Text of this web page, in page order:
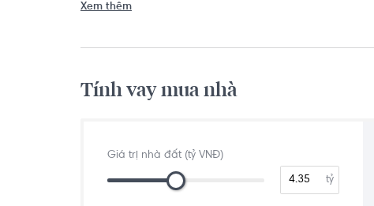
Xem thêm
Tính vay mua nhà
Giá trị nhà đất (tỷ VNĐ)
tỷ